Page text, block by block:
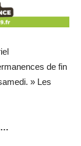
de fin
» Les